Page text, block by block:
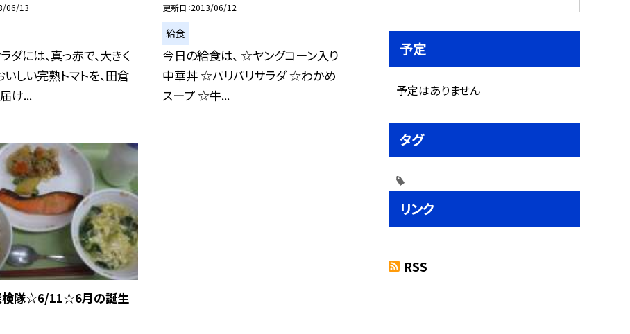
06/13
ダには、真っ赤で、大きく
いしい完熟トマトを、田倉
け...
更新日 2013/06/12
給食
今日の給食は、 ☆ヤングコーン入り
中華丼 ☆パリパリサラダ ☆わかめ
スープ ☆牛...
検隊☆6/11☆6月の誕生
予定
予定はありません
タグ
リンク
RSS